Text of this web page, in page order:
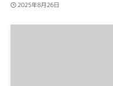
2025年8月26日